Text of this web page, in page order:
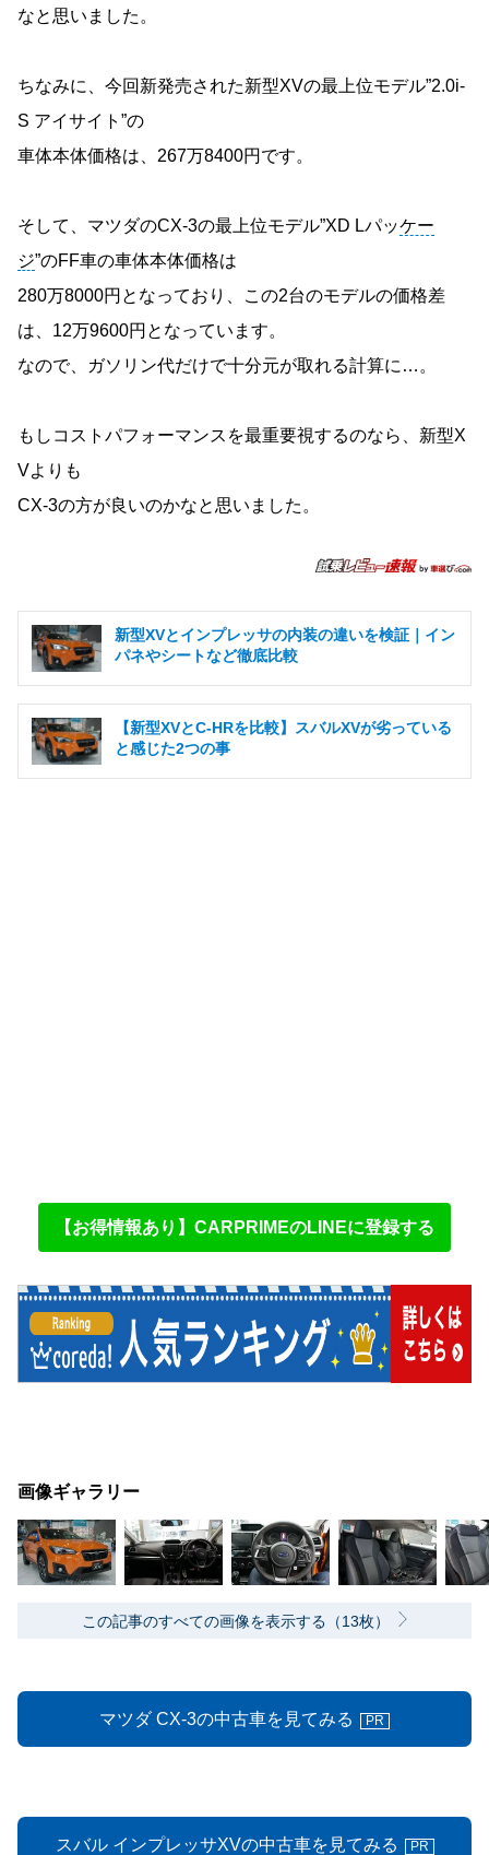
なと思いました。
ちなみに、今回新発売された新型XVの最上位モデル”2.0i-
S アイサイト”の
車体本体価格は、267万8400円です。
そして、マツダのCX-3の最上位モデル”XD Lパッケー
ジ”のFF車の車体本体価格は
280万8000円となっており、この2台のモデルの価格差
は、12万9600円となっています。
なので、ガソリン代だけで十分元が取れる計算に…。
もしコストパフォーマンスを最重要視するのなら、新型X
Vよりも
CX-3の方が良いのかなと思いました。
新型XVとインプレッサの内装の違いを検証｜イン
パネやシートなど徹底比較
【新型XVとC-HRを比較】スバルXVが劣っている
と感じた2つの事
【お得情報あり】CARPRIMEのLINEに登録する
画像ギャラリー
この記事のすべての画像を表示する（13枚）
マツダ CX-3の中古車を見てみる PR
スバル インプレッサXVの中古車を見てみる PR